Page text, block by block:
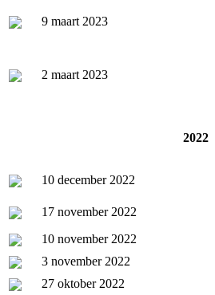
9 maart 2023
2 maart 2023
2022
10 december 2022
17 november 2022
10 november 2022
3 november 2022
27 oktober 2022